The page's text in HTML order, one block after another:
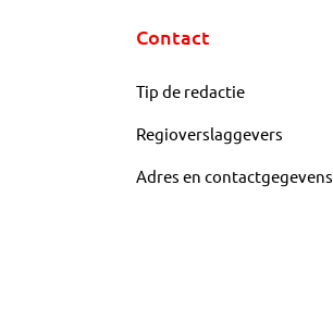
Contact
Tip de redactie
Regioverslaggevers
Adres en contactgegevens